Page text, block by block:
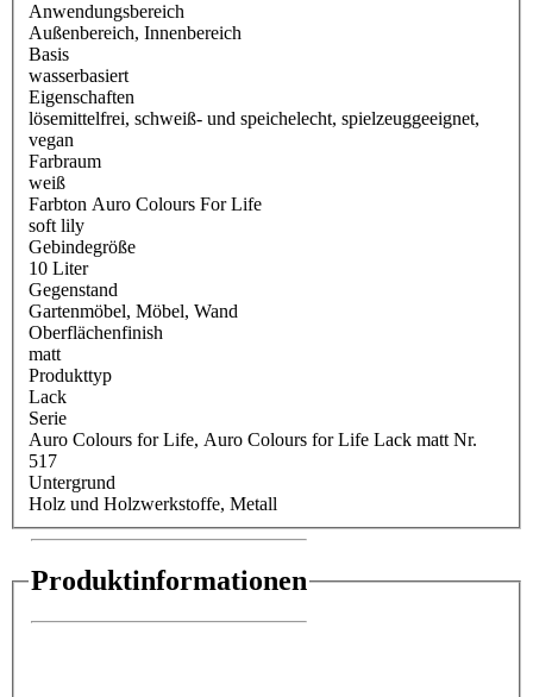
Anwendungsbereich
Außenbereich, Innenbereich
Basis
wasserbasiert
Eigenschaften
lösemittelfrei, schweiß- und speichelecht, spielzeuggeeignet,
vegan
Farbraum
weiß
Farbton Auro Colours For Life
soft lily
Gebindegröße
10 Liter
Gegenstand
Gartenmöbel, Möbel, Wand
Oberflächenfinish
matt
Produkttyp
Lack
Serie
Auro Colours for Life, Auro Colours for Life Lack matt Nr.
517
Untergrund
Holz und Holzwerkstoffe, Metall
Produktinformationen